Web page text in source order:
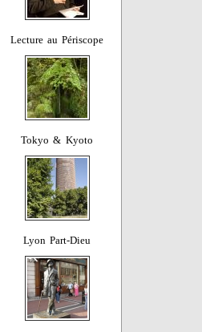
Lecture au Périscope
Tokyo & Kyoto
Lyon Part-Dieu